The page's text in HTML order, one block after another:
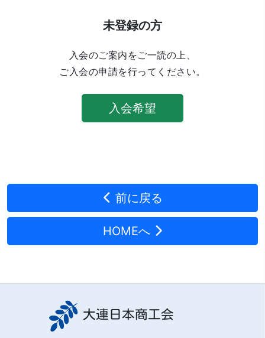
未登録の方
入会のご案内をご一読の上、
ご入会の申請を行ってください。
入会希望
前に戻る
HOMEへ
大連日本商工会